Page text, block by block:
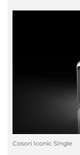
Cosori Iconic SIngle